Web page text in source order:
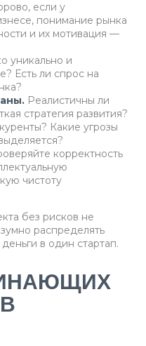
если у
понимание рынка
и их мотивация —
уникально и
Есть ли спрос на
Реалистичны ли
стратегия развития?
Какие угрозы
корректность
чистоту
без рисков не
распределять
в один стартап.